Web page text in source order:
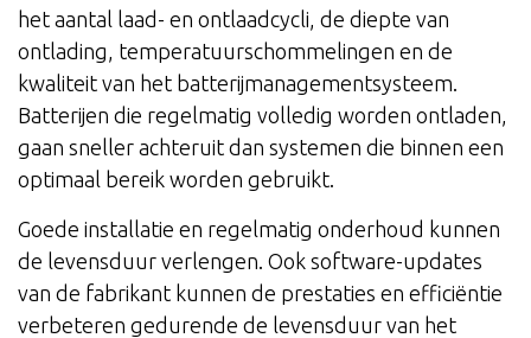
het aantal laad- en ontlaadcycli, de diepte van
ontlading, temperatuurschommelingen en de
kwaliteit van het batterijmanagementsysteem.
Batterijen die regelmatig volledig worden ontladen,
gaan sneller achteruit dan systemen die binnen een
optimaal bereik worden gebruikt.
Goede installatie en regelmatig onderhoud kunnen
de levensduur verlengen. Ook software-updates
van de fabrikant kunnen de prestaties en efficiëntie
verbeteren gedurende de levensduur van het